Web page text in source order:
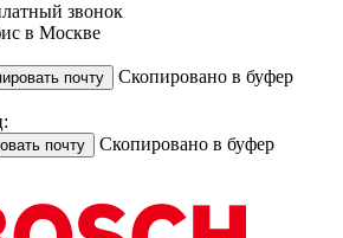
звонок
в Москве
почту
Скопировано в буфер
почту
Скопировано в буфер